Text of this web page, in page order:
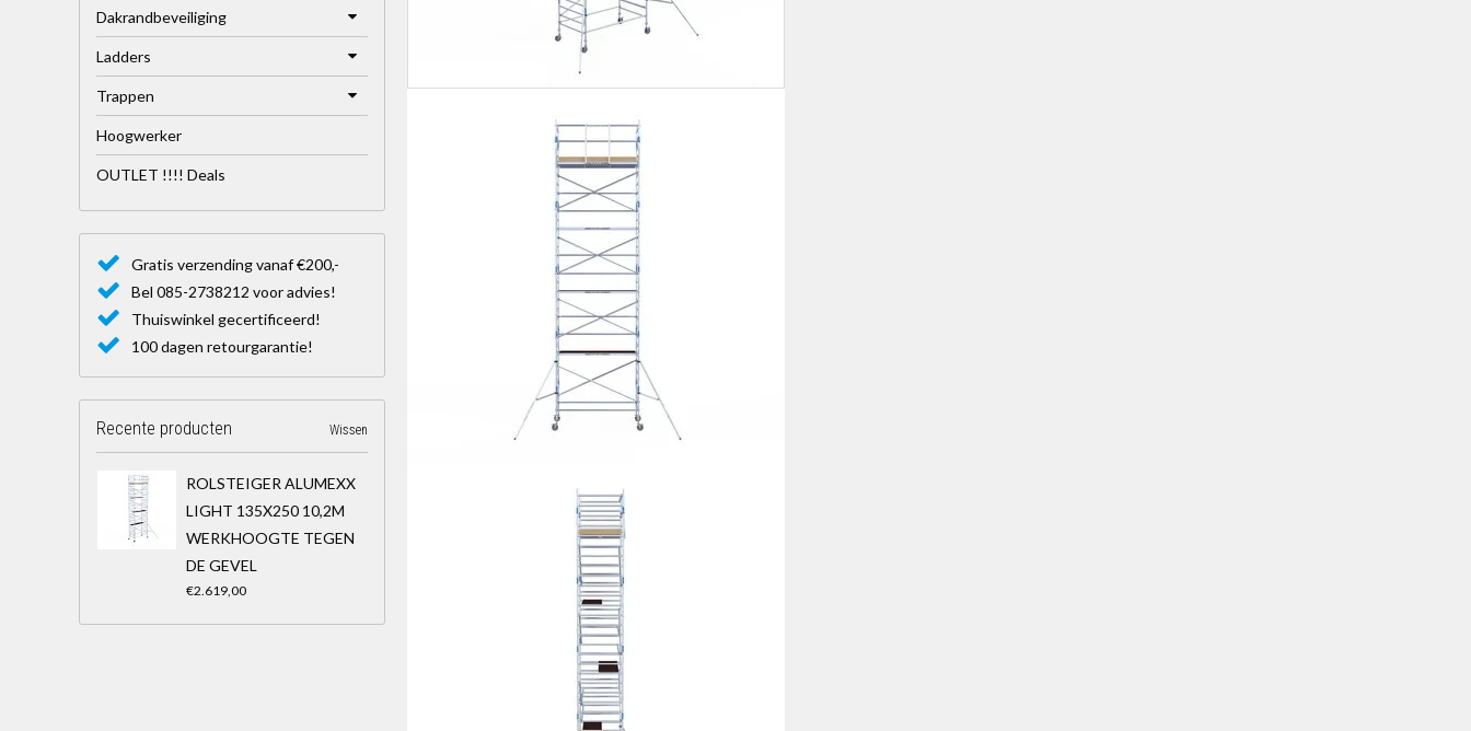
Dakrandbeveiliging
Ladders
Trappen
Hoogwerker
OUTLET !!!! Deals
Gratis verzending vanaf €200,-
Bel 085-2738212 voor advies!
Thuiswinkel gecertificeerd!
100 dagen retourgarantie!
Recente producten Wissen
ROLSTEIGER ALUMEXX
LIGHT 135X250 10,2M
WERKHOOGTE TEGEN
DE GEVEL
€2.619,00